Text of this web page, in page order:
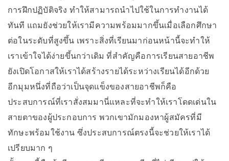
การฝึกปฏิบัติจริง ทำให้สามารถนำไปใช้ในการทำงานได้
ทันที แถมยังช่วยให้เรามีความพร้อมมากขึ้นเมื่อเลือกศึกษา
ต่อในระดับที่สูงขึ้น เพราะสิ่งที่เรียนมาก่อนหน้านี้จะทำให้
เราเข้าใจได้ง่ายขึ้นกว่าเดิม ที่สำคัญคือการเรียนสายอาชีพ
ยังเปิดโอกาสให้เราได้สร้างรายได้ระหว่างเรียนได้อีกด้วย
อีกมุมหนึ่งที่ถือว่าเป็นจุดแข็งของสายอาชีพก็คือ
ประสบการณ์ที่เราสั่งสมมานี่แหละที่จะทำให้เราโดดเด่นใน
สายตาของผู้ประกอบการ พวกเขามักมองหาผู้สมัครที่มี
ทักษะพร้อมใช้งาน ซึ่งประสบการณ์ตรงนี้จะช่วยให้เราได้
เปรียบมาก ๆ